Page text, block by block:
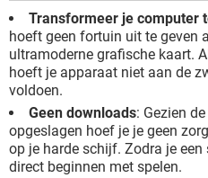
Transformeer je computer
hoeft geen fortuin uit te geven
ultramoderne grafische kaart.
hoeft je apparaat niet aan de
voldoen.
Geen downloads: Gezien
opgeslagen hoef je je geen
op je harde schijf. Zodra je
direct beginnen met spelen.